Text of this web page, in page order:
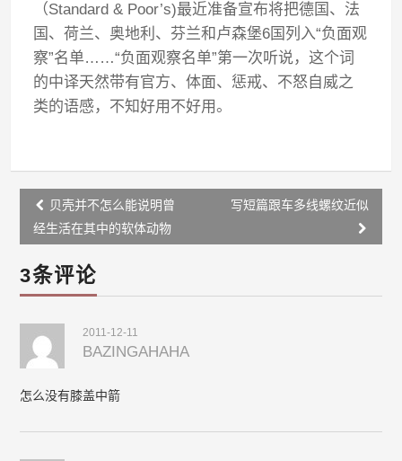
（Standard & Poor’s)最近准备宣布将把德国、法
国、荷兰、奥地利、芬兰和卢森堡6国列入“负面观
察”名单……“负面观察名单”第一次听说，这个词
的中译天然带有官方、体面、惩戒、不怒自威之
类的语感，不知好用不好用。
Post
navigation
贝壳并不怎么能说明曾
经生活在其中的软体动物
写短篇跟车多线螺纹近似
3条评论
2011-12-11
BAZINGAHAHA
怎么没有膝盖中箭